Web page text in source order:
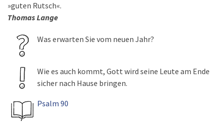
»guten Rutsch«.
Thomas Lange
Was erwarten Sie vom neuen Jahr?
Wie es auch kommt, Gott wird seine Leute am Ende
sicher nach Hause bringen.
Psalm 90